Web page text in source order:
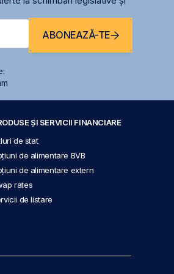
ABONEAZĂ-TE
ȘI SERVICII FINANCIARE
de stat
de alimentare BVB
de alimentare extern
rates
de listare